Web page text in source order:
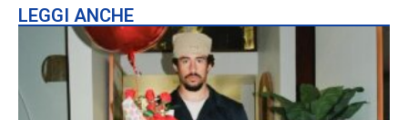
LEGGI ANCHE